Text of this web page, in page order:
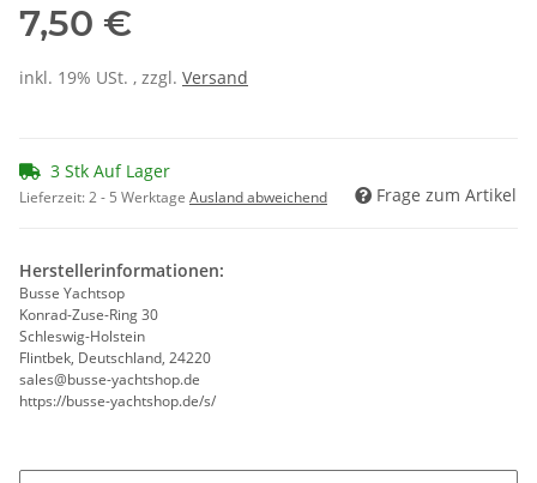
7,50 €
inkl. 19% USt. , zzgl. Versand
3 Stk Auf Lager
Lieferzeit:2 - 5 Werktage Ausland abweichend Frage zum Artikel
Herstellerinformationen:
Busse Yachtsop
Konrad-Zuse-Ring 30
Schleswig-Holstein
Flintbek, Deutschland, 24220
sales@busse-yachtshop.de
https://busse-yachtshop.de/s/